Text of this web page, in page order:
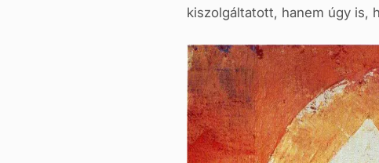
kiszolgáltatott, hanem úgy is,